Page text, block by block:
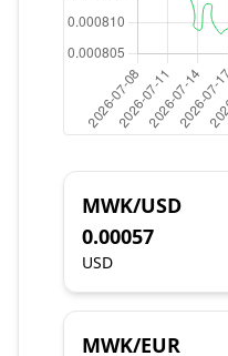
MWK/USD
0.00057
USD
MWK/EUR